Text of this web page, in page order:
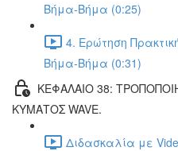
Βήμα-Βήμα (0:25)
4. Ερώτηση
Βήμα-Βήμα (0:31)
ΚΕΦΑΛΑΙΟ 38:
ΚΥΜΑΤΟΣ WAVE.
Διδασκαλία με